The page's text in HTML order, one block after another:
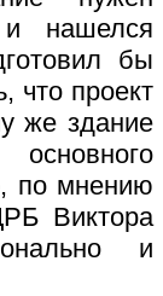
нашелся
бы
что проект
же здание
по мнению
Виктора
и